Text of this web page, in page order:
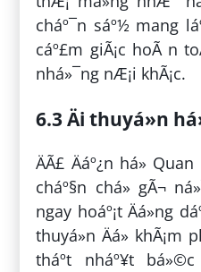
cháº¯n sáº½ mang
cáº£m giÃ¡c hoÃ n
nhá»¯ng nÆ¡i khÃ¡c.
6.3 Äi thuyá»n
ÄÃ£ Äáº¿n há»
cháº§n chá» gÃ¬
ngay hoáº¡t Äá»ng
thuyá»n Äá» khÃ¡m
tháº­t nháº¥t